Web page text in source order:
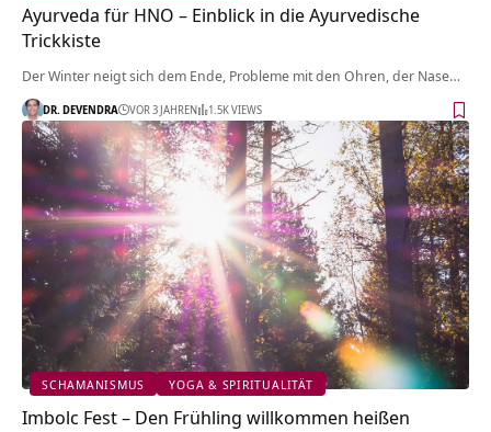
Ayurveda für HNO – Einblick in die Ayurvedische
Trickkiste
Der Winter neigt sich dem Ende, Probleme mit den Ohren, der Nase…
DR. DEVENDRA VOR 3 JAHREN 1.5K VIEWS
SCHAMANISMUS YOGA & SPIRITUALITÄT
Imbolc Fest – Den Frühling willkommen heißen